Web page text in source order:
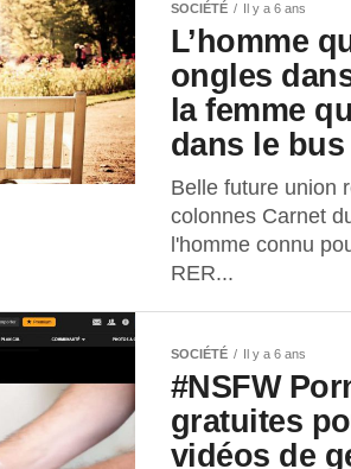
SOCIÉTÉ Il y a 6 ans
L’homme
ongles
la femme
dans le bus
Belle future union
colonnes Carnet
l'homme connu
RER...
SOCIÉTÉ Il y a 6 ans
#NSFW
gratuites
vidéos de